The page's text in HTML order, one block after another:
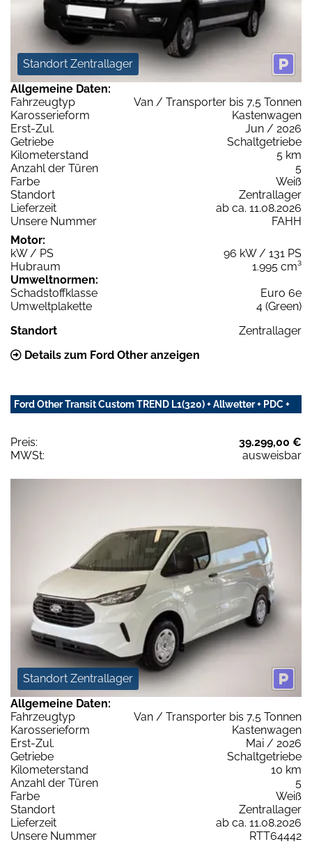
Standort Zentrallager
Allgemeine Daten:
Fahrzeugtyp
Van / Transporter bis 7,5 Tonnen
Karosserieform
Kastenwagen
Erst-Zul.
Jun / 2026
Getriebe
Schaltgetriebe
Kilometerstand
5 km
Anzahl der Türen
5
Farbe
Weiß
Standort
Zentrallager
Lieferzeit
ab ca. 11.08.2026
Unsere Nummer
FAHH
Motor:
kW / PS
96 kW / 131 PS
Hubraum
1.995 cm³
Umweltnormen:
Schadstoffklasse
Euro 6e
Umweltplakette
4 (Green)
Standort
Zentrallager
Details zum Ford Other anzeigen
Ford Other Transit Custom TREND L1(320) + Allwetter + PDC +
Preis:
39.299,00 €
MWSt:
ausweisbar
Standort Zentrallager
Allgemeine Daten:
Fahrzeugtyp
Van / Transporter bis 7,5 Tonnen
Karosserieform
Kastenwagen
Erst-Zul.
Mai / 2026
Getriebe
Schaltgetriebe
Kilometerstand
10 km
Anzahl der Türen
5
Farbe
Weiß
Standort
Zentrallager
Lieferzeit
ab ca. 11.08.2026
Unsere Nummer
RTT64442